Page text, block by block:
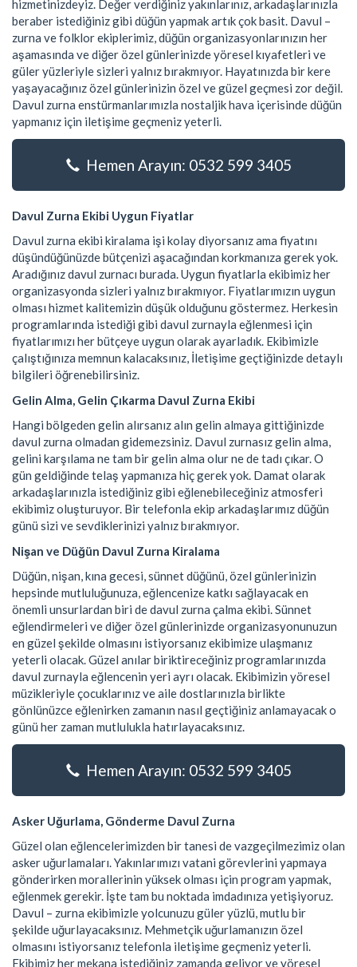
hizmetinizdeyiz. Değer verdiğiniz yakınlarınız, arkadaşlarınızla
beraber istediğiniz gibi düğün yapmak artık çok basit. Davul –
zurna ve folklor ekiplerimiz, düğün organizasyonlarınızın her
aşamasında ve diğer özel günlerinizde yöresel kıyafetleri ve
güler yüzleriyle sizleri yalnız bırakmıyor. Hayatınızda bir kere
yaşayacağınız özel günlerinizin özel ve güzel geçmesi zor değil.
Davul zurna enstürmanlarımızla nostaljik hava içerisinde düğün
yapmanız için iletişime geçmeniz yeterli.
Hemen Arayın: 0532 599 3405
Davul Zurna Ekibi Uygun Fiyatlar
Davul zurna ekibi kiralama işi kolay diyorsanız ama fiyatını
düşündüğünüzde bütçenizi aşacağından korkmanıza gerek yok.
Aradığınız davul zurnacı burada. Uygun fiyatlarla ekibimiz her
organizasyonda sizleri yalnız bırakmıyor. Fiyatlarımızın uygun
olması hizmet kalitemizin düşük olduğunu göstermez. Herkesin
programlarında istediği gibi davul zurnayla eğlenmesi için
fiyatlarımızı her bütçeye uygun olarak ayarladık. Ekibimizle
çalıştığınıza memnun kalacaksınız, İletişime geçtiğinizde detaylı
bilgileri öğrenebilirsiniz.
Gelin Alma, Gelin Çıkarma Davul Zurna Ekibi
Hangi bölgeden gelin alırsanız alın gelin almaya gittiğinizde
davul zurna olmadan gidemezsiniz. Davul zurnasız gelin alma,
gelini karşılama ne tam bir gelin alma olur ne de tadı çıkar. O
gün geldiğinde telaş yapmanıza hiç gerek yok. Damat olarak
arkadaşlarınızla istediğiniz gibi eğlenebileceğiniz atmosferi
ekibimiz oluşturuyor. Bir telefonla ekip arkadaşlarımız düğün
günü sizi ve sevdiklerinizi yalnız bırakmıyor.
Nişan ve Düğün Davul Zurna Kiralama
Düğün, nişan, kına gecesi, sünnet düğünü, özel günlerinizin
hepsinde mutluluğunuza, eğlencenize katkı sağlayacak en
önemli unsurlardan biri de davul zurna çalma ekibi. Sünnet
eğlendirmeleri ve diğer özel günlerinizde organizasyonunuzun
en güzel şekilde olmasını istiyorsanız ekibimize ulaşmanız
yeterli olacak. Güzel anılar biriktireceğiniz programlarınızda
davul zurnayla eğlencenin yeri ayrı olacak. Ekibimizin yöresel
müzikleriyle çocuklarınız ve aile dostlarınızla birlikte
gönlünüzce eğlenirken zamanın nasıl geçtiğiniz anlamayacak o
günü her zaman mutlulukla hatırlayacaksınız.
Hemen Arayın: 0532 599 3405
Asker Uğurlama, Gönderme Davul Zurna
Güzel olan eğlencelerimizden bir tanesi de vazgeçilmezimiz olan
asker uğurlamaları. Yakınlarımızı vatani görevlerini yapmaya
gönderirken morallerinin yüksek olması için program yapmak,
eğlenmek gerekir. İşte tam bu noktada imdadınıza yetişiyoruz.
Davul – zurna ekibimizle yolcunuzu güler yüzlü, mutlu bir
şekilde uğurlayacaksınız. Mehmetçik uğurlamanızın özel
olmasını istiyorsanız telefonla iletişime geçmeniz yeterli.
Ekibimiz her mekana istediğiniz zamanda geliyor ve yöresel